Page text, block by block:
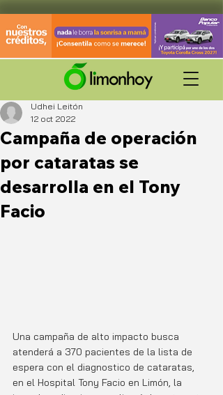
Campaña de operación
por cataratas se
desarrolla en el Tony
Facio
Udhei Leitón
12 oct 2022
Una campaña de alto impacto busca
atenderá a 370 pacientes de la lista de
espera con el diagnostico de cataratas,
en el Hospital Tony Facio en Limón, la